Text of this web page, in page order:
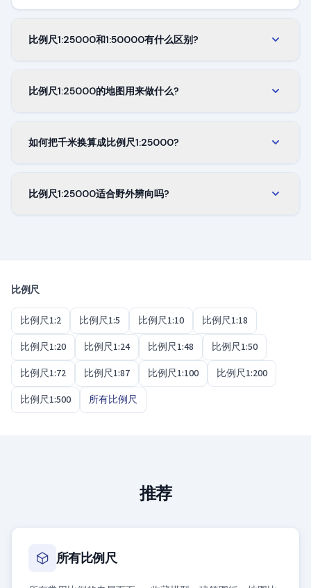
比例尺1:25000和1:50000有什么区别?
图上覆盖四分之一的面积。徒步和精确导航用
比例尺1:25000的地图用来做什么?
道、定向运动和野外作业中都好用，因为它把良好
如何把千米换算成比例尺1:25000?
cm，5 km为20 cm。只要两边使用同一单位，此规则
比例尺1:25000适合野外辨向吗?
辨向，同时把一整天的行程放进一张图。
比例尺
比例尺1:2 比例尺1:5 比例尺1:10
比例尺1:18
比例尺1:20
比例尺1:24 比例尺1:48
比例尺1:50
比例尺1:72
比例尺1:87 比例尺1:100
比例尺1:200
比例尺1:500
所有比例尺
推荐
所有比例尺